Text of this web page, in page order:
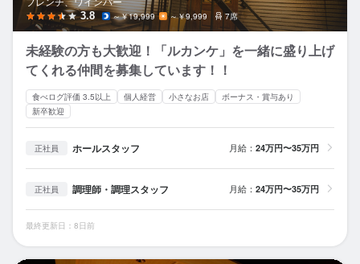
3.8 ～￥19,999 ～￥9,999 7席
未経験の方も大歓迎！「ルカンケ」を一緒に盛り上げ
てくれる仲間を募集しています！！
食べログ評価 3.5以上 個人経営 小さなお店
ボーナス・賞与あり
新卒歓迎
正社員 ホールスタッフ 月給： 24万円〜35万円
正社員 調理師・調理スタッフ 月給： 24万円〜35万円
最終更新日：8日前